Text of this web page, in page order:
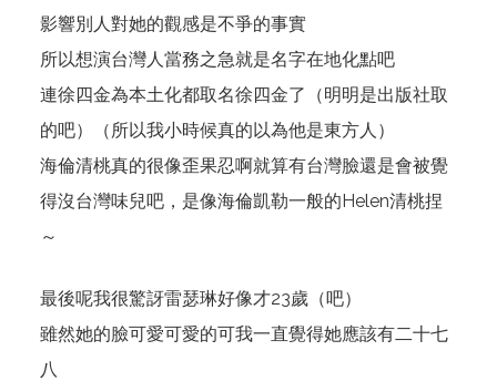
影響別人對她的觀感是不爭的事實
所以想演台灣人當務之急就是名字在地化點吧
連徐四金為本土化都取名徐四金了（明明是出版社取
的吧）（所以我小時候真的以為他是東方人）
海倫清桃真的很像歪果忍啊就算有台灣臉還是會被覺
得沒台灣味兒吧，是像海倫凱勒一般的Helen清桃捏
～
最後呢我很驚訝雷瑟琳好像才23歲（吧）
雖然她的臉可愛可愛的可我一直覺得她應該有二十七
八